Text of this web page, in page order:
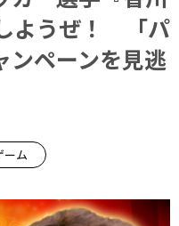
ようぜ！ 「パ
ンペーンを見逃
ーム